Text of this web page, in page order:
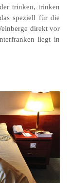
trinken, trinken
speziell für die
direkt vor
liegt in